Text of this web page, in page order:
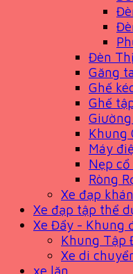
Đèn
Găng
Ghế
Ghế
Khung
Máy
Nẹp
Ròng
Xe đạp
Xe đạp tập thể
Xe Đẩy - Khung
Khung Tập
Xe di
xe lăn